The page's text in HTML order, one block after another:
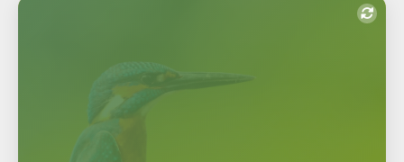
Животноводческие комплексы (КРС,
Птицефабрики и звероводческие хозяйства